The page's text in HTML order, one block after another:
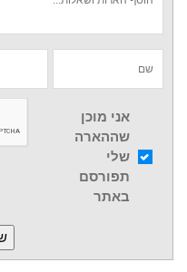
אני מוכן
שההארה
שלי
תפורסם
באתר